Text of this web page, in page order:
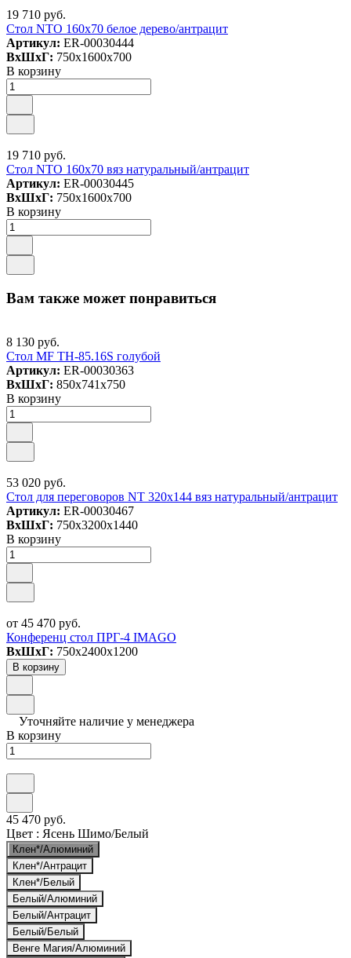
19 710 руб.
Стол NTO 160x70 белое дерево/антрацит
Артикул: ER-00030444
ВxШxГ: 750x1600x700
В корзину
19 710 руб.
Стол NTO 160x70 вяз натуральный/антрацит
Артикул: ER-00030445
ВxШxГ: 750x1600x700
В корзину
Вам также может понравиться
8 130 руб.
Стол MF TH-85.16S голубой
Артикул: ER-00030363
ВxШxГ: 850x741x750
В корзину
53 020 руб.
Стол для переговоров NT 320х144 вяз натуральный/антрацит
Артикул: ER-00030467
ВxШxГ: 750x3200x1440
В корзину
от 45 470 руб.
Конференц стол ПРГ-4 IMAGO
ВxШxГ: 750x2400x1200
В корзину
Уточняйте наличие у менеджера
В корзину
45 470 руб.
Цвет : Ясень Шимо/Белый
Клен*/Алюминий
Клен*/Антрацит
Клен*/Белый
Белый/Алюминий
Белый/Антрацит
Белый/Белый
Венге Магия/Алюминий